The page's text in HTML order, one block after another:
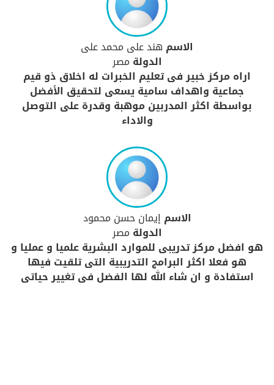
الاسم هند على محمد على
الدولة مصر
اراه مركز خبير فى تعليم الخبرات له اخلاق ذو قيم
جماعية واهداف سامية يسعى لتحقيق الأفضل
بواسطة اكثر المدربين موهبة وقدرة على التوصل
والاداء
الاسم إيمان حسن محمود
الدولة مصر
هو افضل مركز تدريبى للموارد البشرية علميا و عمليا و
هو فعلا اكثر البرامج التدريبية التى تلقيت فيها
استفادة و ان شاء الله لها الفضل فى تغيير حياتى